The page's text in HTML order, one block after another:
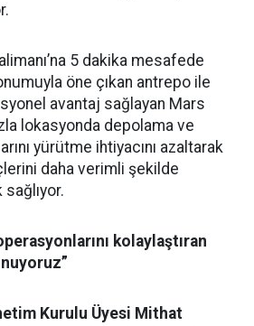
5 dakika mesafede
öne çıkan antrepo ile
avantaj sağlayan Mars
lokasyonda depolama ve
yürütme ihtiyacını azaltarak
daha verimli şekilde
kolaylaştıran
Kurulu Üyesi Mithat